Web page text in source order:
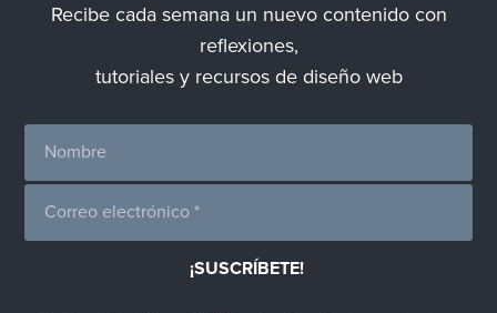
Recibe cada semana un nuevo contenido con
reflexiones,
tutoriales y recursos de diseño web